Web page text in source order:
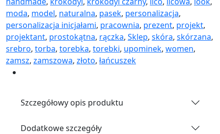
moda, model, naturalna, pasek, personalizacja,
personalizacja inicjałami, pracownia, prezent, projekt,
projektant, prostokątna, rączka, Sklep, skóra, skórzana,
srebro, torba, torebka, torebki, upominek, women,
zamsz, zamszowa, złoto, łańcuszek
Szczegółowy opis produktu
Dodatkowe szczegóły